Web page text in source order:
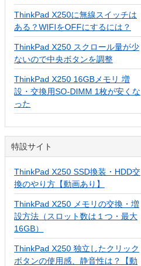
ThinkPad X250に無線スイッチは
ある？WIFIをOFFにするには？
ThinkPad X250 スクロール量が少
ないので中央ボタンを調整
ThinkPad X250 16GBメモリ 増
設・交換用SO-DIMM 1枚が安くな
った
特設サイト
ThinkPad X250 SSD換装・HDD交
換のやり方【動画あり】
ThinkPad X250 メモリの交換・増
設方法（スロット数は１つ・最大
16GB）
ThinkPad X250 独立したクリック
ボタンの使用感、静音性は？【動